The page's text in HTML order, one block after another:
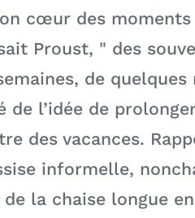
cœur des moments
Proust, " des
de quelques
de l’idée de
des vacances.
informelle,
la chaise longue